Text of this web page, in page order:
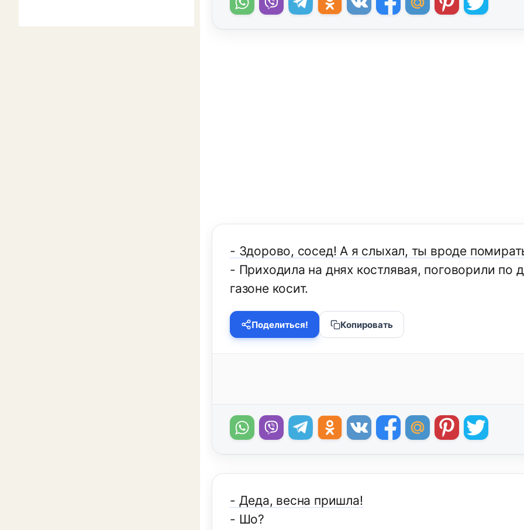
- Здорово, сосед! А я слыхал, ты вроде
- Приходила на днях костлявая, поговорили по
газоне косит.
Поделиться! Копировать
- Деда, весна пришла!
- Шо?